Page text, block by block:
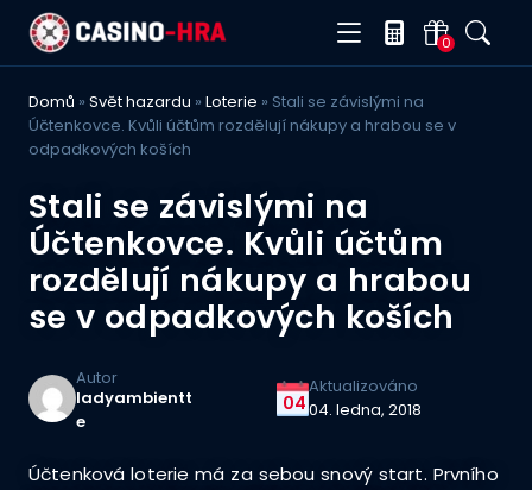
0
Domů » Svět hazardu » Loterie » Stali se závislými na
Účtenkovce. Kvůli účtům rozdělují nákupy a hrabou se v
odpadkových koších
Stali se závislými na
Účtenkovce. Kvůli účtům
rozdělují nákupy a hrabou
se v odpadkových koších
Autor
ladyambientt
e
04
Aktualizováno
04. ledna, 2018
Účtenková loterie má za sebou snový start. Prvního